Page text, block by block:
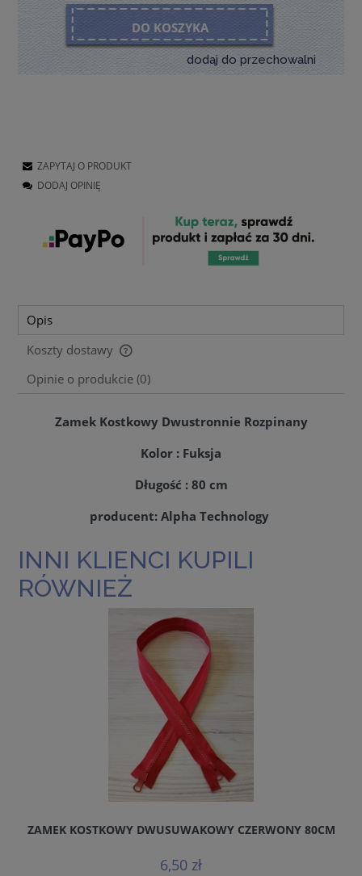
DO KOSZYKA
dodaj do przechowalni
ZAPYTAJ O PRODUKT
DODAJ OPINIĘ
Opis
Koszty dostawy
Cena nie zawiera ewentualnych kosztów płatności
Opinie o produkcie (0)
Zamek Kostkowy Dwustronnie Rozpinany
Kolor : Fuksja
Długość : 80 cm
producent: Alpha Technology
INNI KLIENCI KUPILI
RÓWNIEŻ
ZAMEK KOSTKOWY DWUSUWAKOWY CZERWONY 80CM
6,50 zł